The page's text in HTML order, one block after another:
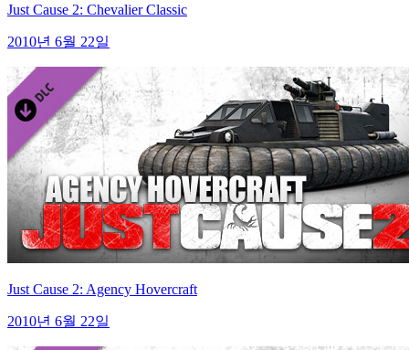
Just Cause 2: Chevalier Classic
2010년 6월 22일
Just Cause 2: Agency Hovercraft
2010년 6월 22일